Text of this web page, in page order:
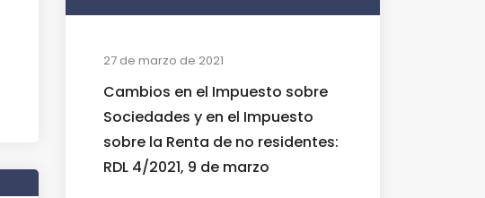
27 de marzo de 2021
Cambios en el Impuesto sobre
Sociedades y en el Impuesto
sobre la Renta de no residentes:
RDL 4/2021, 9 de marzo